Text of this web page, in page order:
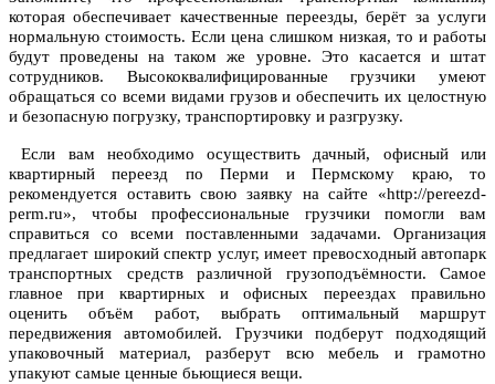
которая обеспечивает качественные переезды, берёт за услуги
нормальную стоимость. Если цена слишком низкая, то и работы
будут проведены на таком же уровне. Это касается и штат
сотрудников. Высококвалифицированные грузчики умеют
обращаться со всеми видами грузов и обеспечить их целостную
и безопасную погрузку, транспортировку и разгрузку.
Если вам необходимо осуществить дачный, офисный или
квартирный переезд по Перми и Пермскому краю, то
рекомендуется оставить свою заявку на сайте «http://pereezd-
perm.ru», чтобы профессиональные грузчики помогли вам
справиться со всеми поставленными задачами. Организация
предлагает широкий спектр услуг, имеет превосходный автопарк
транспортных средств различной грузоподъёмности. Самое
главное при квартирных и офисных переездах правильно
оценить объём работ, выбрать оптимальный маршрут
передвижения автомобилей. Грузчики подберут подходящий
упаковочный материал, разберут всю мебель и грамотно
упакуют самые ценные бьющиеся вещи.